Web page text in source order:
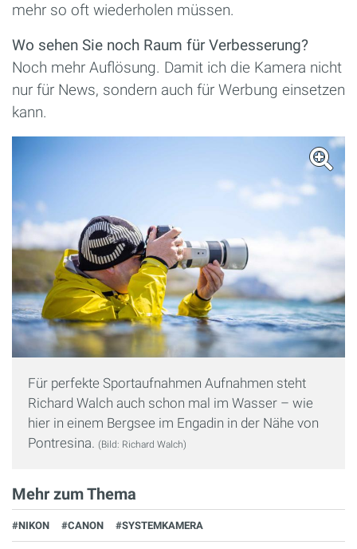
mehr so oft wiederholen müssen.
Wo sehen Sie noch Raum für Verbesserung?
Noch mehr Auflösung. Damit ich die Kamera nicht
nur für News, sondern auch für Werbung einsetzen
kann.
Für perfekte Sportaufnahmen Aufnahmen steht
Richard Walch auch schon mal im Wasser – wie
hier in einem Bergsee im Engadin in der Nähe von
Pontresina.
(Bild: Richard Walch)
Mehr zum Thema
#NIKON #CANON #SYSTEMKAMERA